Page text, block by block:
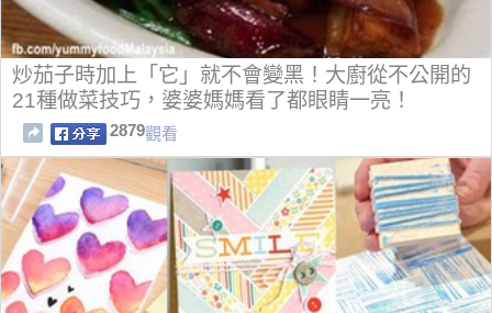
炒茄子時加上「它」就不會變黑！大廚從不公開的
21種做菜技巧，婆婆媽媽看了都眼睛一亮！
2879觀看